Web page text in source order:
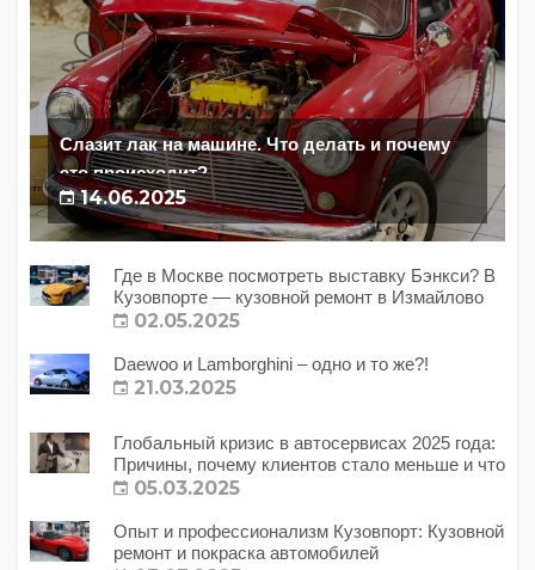
Слазит лак на машине. Что делать и почему
это происходит?
14.06.2025
Где в Москве посмотреть выставку Бэнкси? В
Кузовпорте — кузовной ремонт в Измайлово
02.05.2025
Daewoo и Lamborghini – одно и то же?!
21.03.2025
Глобальный кризис в автосервисах 2025 года:
Причины, почему клиентов стало меньше и что
с этим делать?
05.03.2025
Опыт и профессионализм Кузовпорт: Кузовной
ремонт и покраска автомобилей